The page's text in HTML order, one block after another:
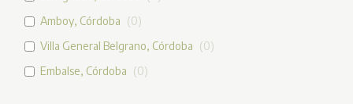
Amboy, Córdoba (0)
Villa General Belgrano, Córdoba (0)
Embalse, Córdoba (0)